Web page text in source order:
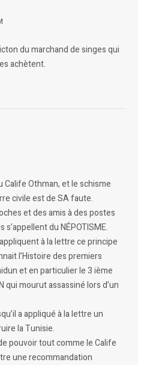
du marchand de singes qui
achètent.
Calife Othman, et le schisme
civile est de SA faute.
et des amis à des postes
du NÉPOTISME.
à la lettre ce principe
l’Histoire des premiers
et en particulier le 3 ième
qui mourut assassiné lors d’un
a appliqué à la lettre un
la Tunisie.
pouvoir tout comme le Calife
une recommandation